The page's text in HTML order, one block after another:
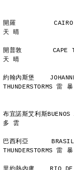
開羅
天 晴
開普敦
天 晴
約翰內斯堡
THUNDERSTORMS 雷 暴
布宜諾斯艾利斯
多 雲
巴西利亞
THUNDERSTORMS 雷 暴